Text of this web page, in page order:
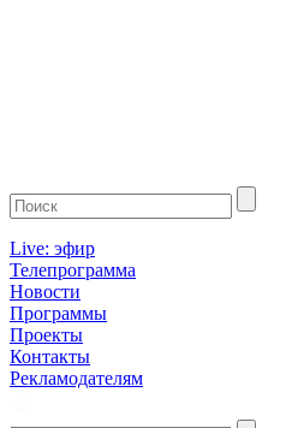
Live: эфир
Телепрограмма
Новости
Программы
Проекты
Контакты
Рекламодателям